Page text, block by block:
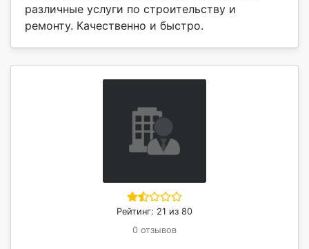
различные услуги по строительству и
ремонту. Качественно и быстро.
Рейтинг: 21 из 80
0 отзывов